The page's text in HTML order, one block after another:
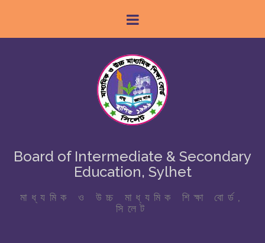
Board of Intermediate & Secondary
Education, Sylhet
মাধ্যমিক ও উচ্চ মাধ্যমিক শিক্ষা বোর্ড,
সিলেট